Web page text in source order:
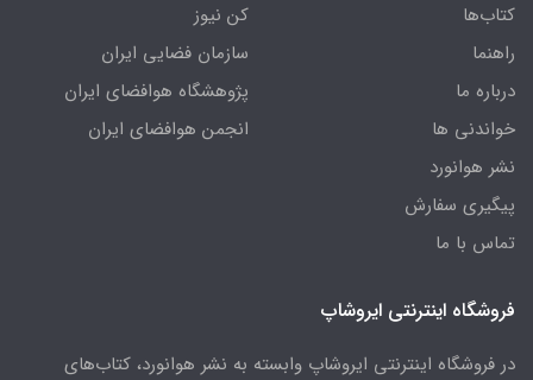
کتاب‌ها
راهنما
درباره ما
خواندنی ها
نشر هوانورد
پیگیری سفارش
تماس با ما
کن نیوز
سازمان فضایی ایران
پژوهشگاه هوافضای ایران
انجمن هوافضای ایران
فروشگاه اینترنتی ایروشاپ
در فروشگاه اینترنتی ایروشاپ وابسته به نشر هوانورد، کتاب‌های